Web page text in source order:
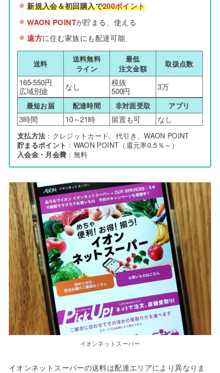
新規入会＆初回購入で200ポイント
WAON POINTが貯まる、使える
遠方に住む家族にも配達可能
送料
送料無料
ライン
最低
注文金額
取扱点数
165-550円
広域別途
なし
税抜
500円
3万
最短お届 配達時間 非対面受取 アプリ
3時間 10～21時 留置も可 なし
支払方法 ：クレジットカード、代引き、WAON POINT
貯まるポイント ：WAON POINT（還元率0.5％～）
入会金・月会費 ：無料
イオンネットスーパー
イオンネットスーパーの送料は配達エリアにより異なりま